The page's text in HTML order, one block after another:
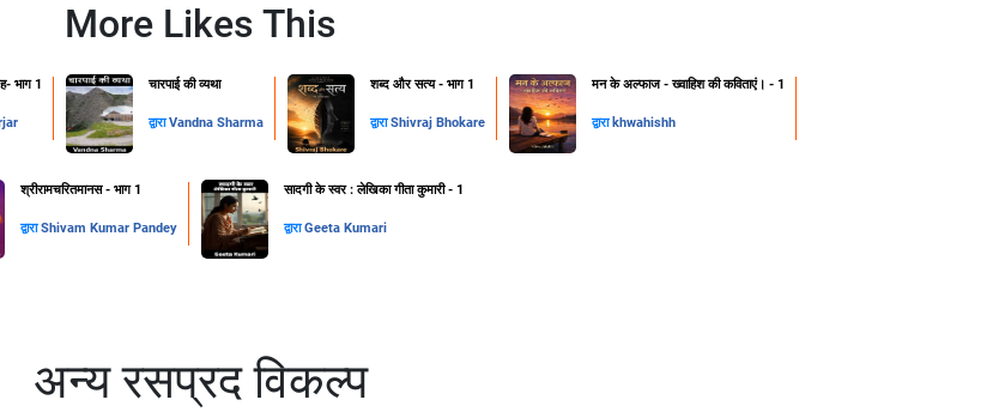
More Likes This
भाग 1 चारपाई की व्यथा
द्वाराVandna Sharma
शब्द और सत्य - भाग 1
द्वाराShivraj Bhokare
मन के अल्फाज - ख्वाहिश की कविताएं। - 1
द्वारा khwahishh
श्रीरामचरितमानस - भाग 1
द्वाराShivam Kumar Pandey
सादगी के स्वर : लेखिका गीता कुमारी - 1
द्वाराGeeta Kumari
अन्य रसप्रद विकल्प